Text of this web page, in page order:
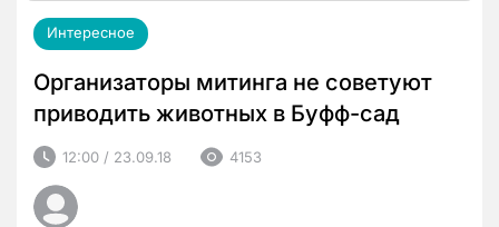
Интересное
Организаторы митинга не советуют
приводить животных в Буфф-сад
12:00 / 23.09.18 4153